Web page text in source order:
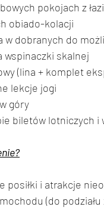
pokojach z
obiado-kolacji
w dobranych do
skalnej
(lina + komplet
lekcje jogi
góry
biletów lotniczych
posiłki i atrakcje
(do